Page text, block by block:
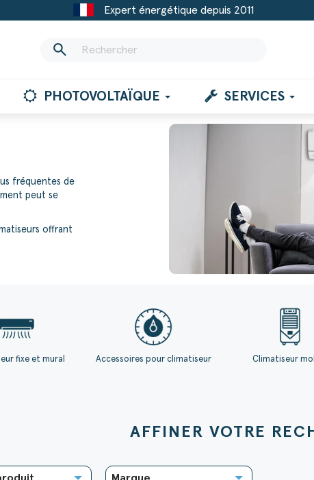
Expert énergétique depuis 2011
search
PHOTOVOLTAÏQUE SERVICES
fréquentes de
peut se
offrant
fixe et mural Accessoires pour climatiseur Climatiseur
AFFINER VOTRE